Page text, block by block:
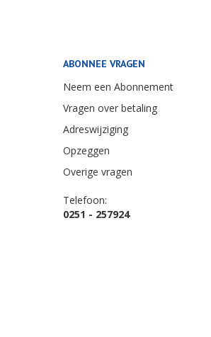
ABONNEE VRAGEN
Neem een Abonnement
Vragen over betaling
Adreswijziging
Opzeggen
Overige vragen
Telefoon:
0251 - 257924